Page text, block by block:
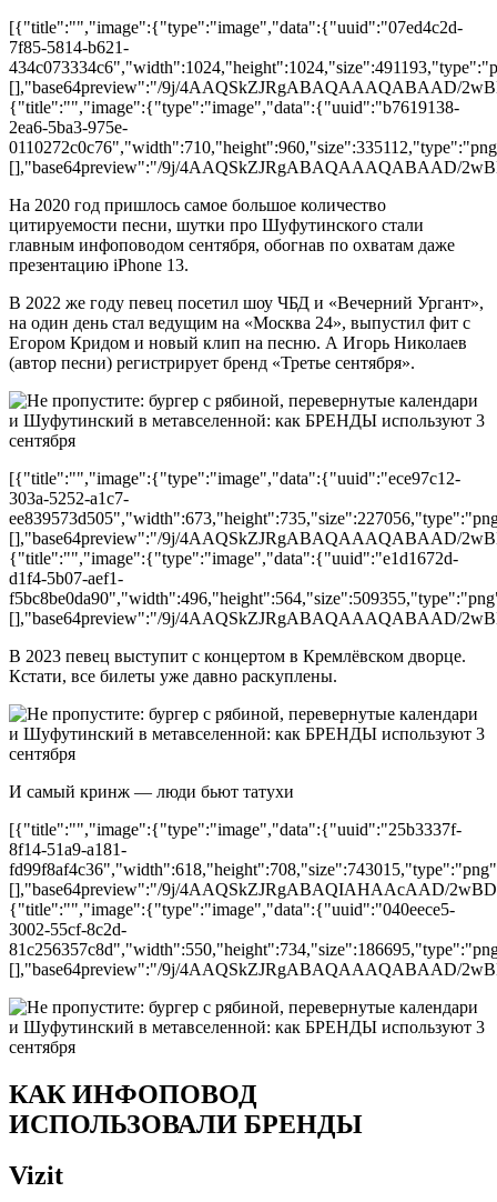
[{"title":"","image":{"type":"image","data":{"uuid":"07ed4c2d-
7f85-5814-b621-
[],"base64preview":"/9j/4AAQSkZJRgABAQAAAQABAAD/
{"title":"","image":{"type":"image","data":{"uuid":"b7619138-
2ea6-5ba3-975e-
[],"base64preview":"/9j/4AAQSkZJRgABAQAAAQABAAD/
На 2020 год пришлось самое большое количество
цитируемости песни, шутки про Шуфутинского стали
главным инфоповодом сентября, обогнав по охватам даже
презентацию iPhone 13.
В 2022 же году певец посетил шоу ЧБД и «Вечерний Ургант»,
на один день стал ведущим на «Москва 24», выпустил фит с
Егором Кридом и новый клип на песню. А Игорь Николаев
(автор песни) регистрирует бренд «Третье сентября».
[{"title":"","image":{"type":"image","data":{"uuid":"ece97c12-
303a-5252-a1c7-
[],"base64preview":"/9j/4AAQSkZJRgABAQAAAQABAAD/
{"title":"","image":{"type":"image","data":{"uuid":"e1d1672d-
d1f4-5b07-aef1-
[],"base64preview":"/9j/4AAQSkZJRgABAQAAAQABAAD/
В 2023 певец выступит с концертом в Кремлёвском дворце.
Кстати, все билеты уже давно раскуплены.
И самый кринж — люди бьют татухи
[{"title":"","image":{"type":"image","data":{"uuid":"25b3337f-
8f14-51a9-a181-
[],"base64preview":"/9j/4AAQSkZJRgABAQIAHAAcAAD/
{"title":"","image":{"type":"image","data":{"uuid":"040eece5-
3002-55cf-8c2d-
[],"base64preview":"/9j/4AAQSkZJRgABAQAAAQABAAD/
КАК ИНФОПОВОД
ИСПОЛЬЗОВАЛИ БРЕНДЫ
Vizit